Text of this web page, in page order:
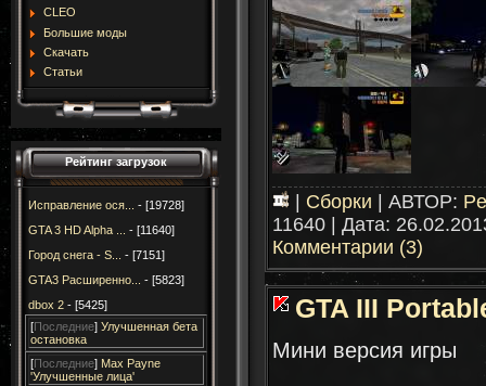
CLEO
Большие моды
Скачать
Статьи
Рейтинг загрузок
Исправление ося...
- [19728]
GTA 3 HD Alpha ...
- [11640]
Город снега - S...
- [7151]
GTA3 Расширенно...
- [5823]
dbox 2 - [5425]
[Последние] Улучшенная бета
остановка
[Последние] Max Payne
'Улучшенные лица'
Сборки | АВТОР:
11640 | Дата:
Комментарии (3)
GTA III
Мини версия игры